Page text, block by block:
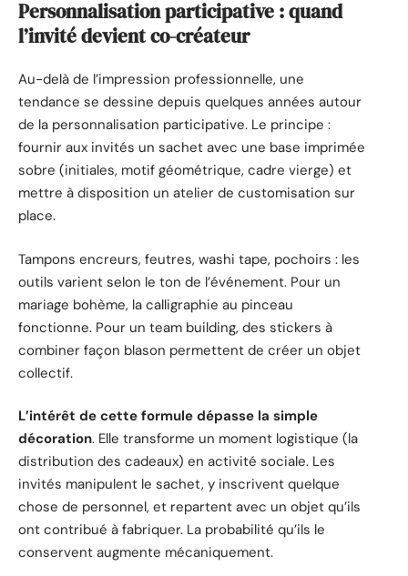
Personnalisation participative : quand
l’invité devient co-créateur
Au-delà de l’impression professionnelle, une
tendance se dessine depuis quelques années autour
de la personnalisation participative. Le principe :
fournir aux invités un sachet avec une base imprimée
sobre (initiales, motif géométrique, cadre vierge) et
mettre à disposition un atelier de customisation sur
place.
Tampons encreurs, feutres, washi tape, pochoirs : les
outils varient selon le ton de l’événement. Pour un
mariage bohème, la calligraphie au pinceau
fonctionne. Pour un team building, des stickers à
combiner façon blason permettent de créer un objet
collectif.
L’intérêt de cette formule dépasse la simple
décoration. Elle transforme un moment logistique (la
distribution des cadeaux) en activité sociale. Les
invités manipulent le sachet, y inscrivent quelque
chose de personnel, et repartent avec un objet qu’ils
ont contribué à fabriquer. La probabilité qu’ils le
conservent augmente mécaniquement.